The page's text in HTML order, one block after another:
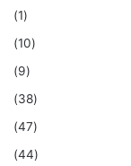
(1)
(10)
(9)
(38)
(47)
(44)